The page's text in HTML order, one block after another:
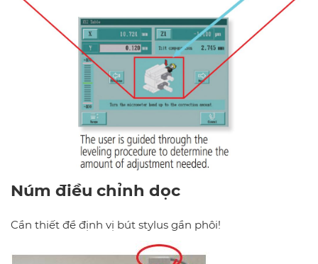
Núm điều chỉnh dọc
Cần thiết để định vị bút stylus gần phôi!